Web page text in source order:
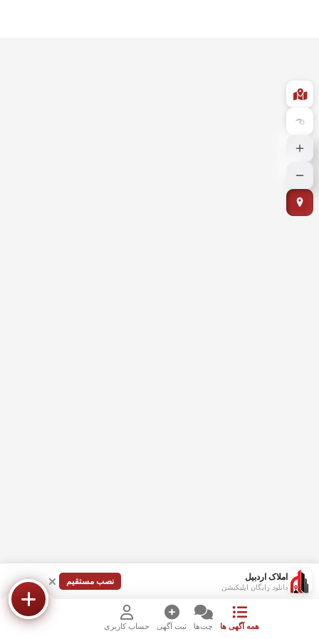
املاک اردبیل
دانلود رایگان اپلیکیشن
نصب مستقیم
همه آگهی ها چت‌ها ثبت آگهی حساب کاربری